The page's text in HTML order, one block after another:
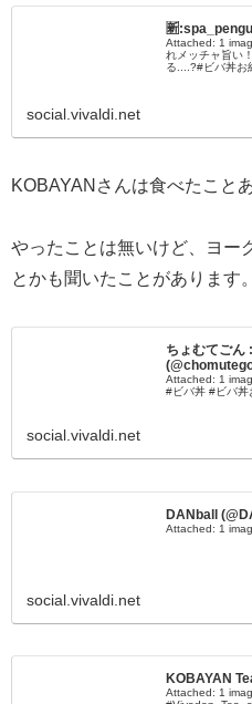
Attached: 1
れメッチャ旨い
る....?#ビバ丼お
social.vivaldi.net
KOBAYANさんは食べたこと
やったことは無いけど、ヨー
とかも聞いたことがあります。
ちょむてご
Attached: 1
#ビバ丼 #ビバ丼
social.vivaldi.net
DANball
Attached: 1
social.vivaldi.net
KOBAYAN
Attached: 1